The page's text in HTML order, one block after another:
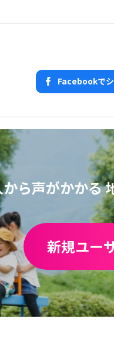
Facebookで
ら声がかかる
新規ユー